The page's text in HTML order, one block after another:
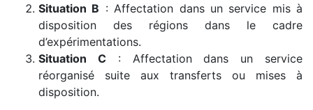
Situation B : Affectation dans un service mis à
disposition des régions dans le cadre
d’expérimentations.
Situation C: Affectation dans un service
réorganisé suite aux transferts ou mises à
disposition.